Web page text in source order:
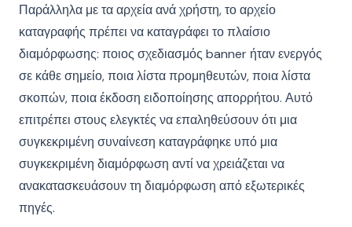
Παράλληλα με τα αρχεία ανά χρήστη, το αρχείο
καταγραφής πρέπει να καταγράφει το πλαίσιο
διαμόρφωσης: ποιος σχεδιασμός banner ήταν ενεργός
σε κάθε σημείο, ποια λίστα προμηθευτών, ποια λίστα
σκοπών, ποια έκδοση ειδοποίησης απορρήτου. Αυτό
επιτρέπει στους ελεγκτές να επαληθεύσουν ότι μια
συγκεκριμένη συναίνεση καταγράφηκε υπό μια
συγκεκριμένη διαμόρφωση αντί να χρειάζεται να
ανακατασκευάσουν τη διαμόρφωση από εξωτερικές
πηγές.